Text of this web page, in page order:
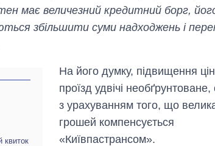
має величезний кредитний борг,
збільшити суми надходжень і
квиток
На його думку, підвищення
проїзд удвічі
з урахуванням того, що
грошей компенсується
«Київпастрансом».